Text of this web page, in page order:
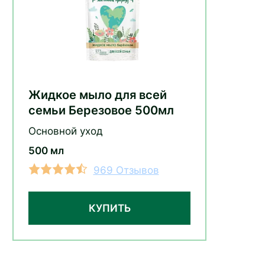
Жидкое мыло для всей
семьи Березовое 500мл
Основной уход
500 мл
969 Отзывов
КУПИТЬ